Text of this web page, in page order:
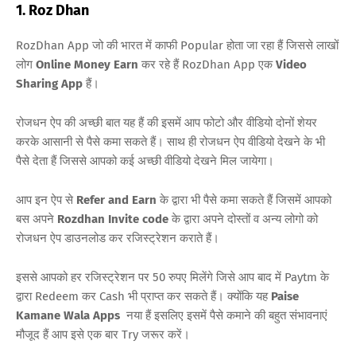
1. Roz Dhan
RozDhan App जो की भारत में काफी Popular होता जा रहा हैं जिससे लाखों
लोग Online Money Earn कर रहे हैं RozDhan App एकVideo
Sharing App हैं।
रोजधन ऐप की अच्छी बात यह हैं की इसमें आप फोटो और वीडियो दोनों शेयर
करके आसानी से पैसे कमा सकते हैं। साथ ही रोजधन ऐप वीडियो देखने के भी
पैसे देता हैं जिससे आपको कई अच्छी वीडियो देखने मिल जायेगा।
आप इन ऐप से Refer and Earn के द्वारा भी पैसे कमा सकते हैं जिसमें आपको
बस अपने Rozdhan Invite code के द्वारा अपने दोस्तों व अन्य लोगो को
रोजधन ऐप डाउनलोड कर रजिस्ट्रेशन कराते हैं।
इससे आपको हर रजिस्ट्रेशन पर 50 रुपए मिलेंगे जिसे आप बाद में Paytm के
द्वारा Redeem कर Cash भी प्राप्त कर सकते हैं। क्योंकि यह Paise
Kamane Wala Apps नया हैं इसलिए इसमें पैसे कमाने की बहुत संभावनाएं
मौजूद हैं आप इसे एक बार Try जरूर करें।